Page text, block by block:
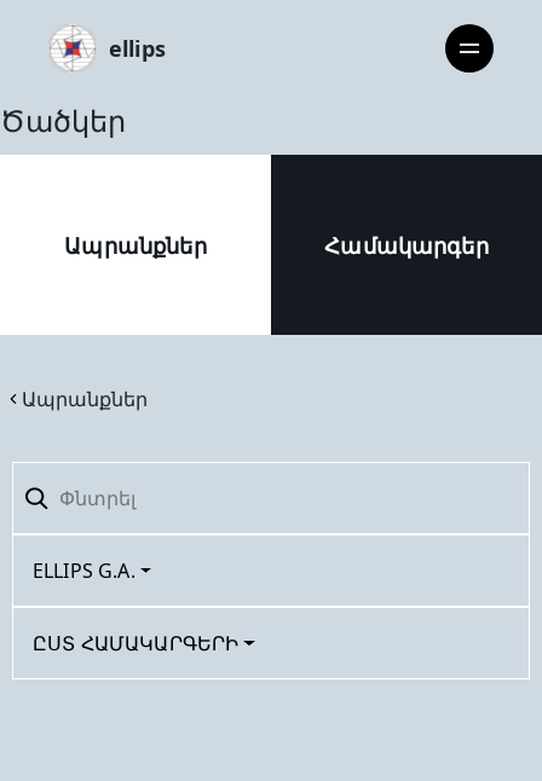
ellips
Ծածկեր
Ապրանքներ Համակարգեր
Ապրանքներ
ELLIPS G.A.
ԸՍՏ ՀԱՄԱԿԱՐԳԵՐԻ